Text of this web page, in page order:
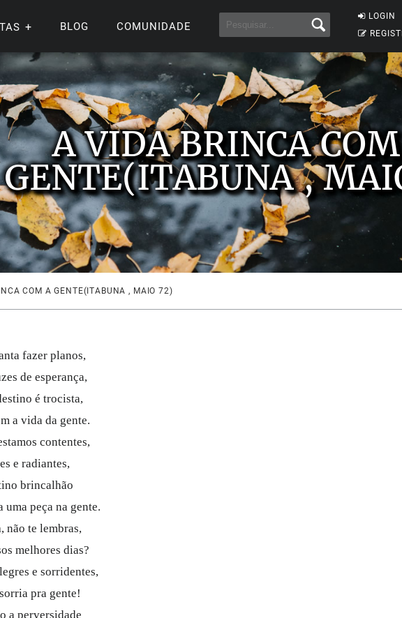
LOGIN
BLOG COMUNIDADE
A VIDA BRINCA
GENTE(ITABUNA ,
COM A GENTE(ITABUNA , MAIO 72)
fazer planos,
de esperança,
é trocista,
a vida da gente.
contentes,
e radiantes,
brincalhão
uma peça na gente.
não te lembras,
melhores dias?
e sorridentes,
pra gente!
a perversidade